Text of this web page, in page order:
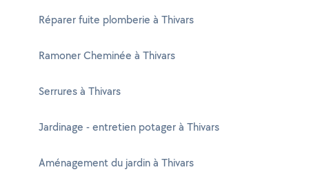
Réparer fuite plomberie à Thivars
Ramoner Cheminée à Thivars
Serrures à Thivars
Jardinage - entretien potager à Thivars
Aménagement du jardin à Thivars